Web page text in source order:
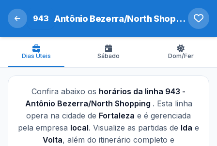
943 Antônio Bezerra/North Shopping
Dias Úteis Sábado Dom/Fer
Confira abaixo os horários da linha 943 -
Antônio Bezerra/North Shopping . Esta linha
opera na cidade de Fortaleza e é gerenciada
pela empresa local. Visualize as partidas de Ida e
Volta, além do itinerário completo e